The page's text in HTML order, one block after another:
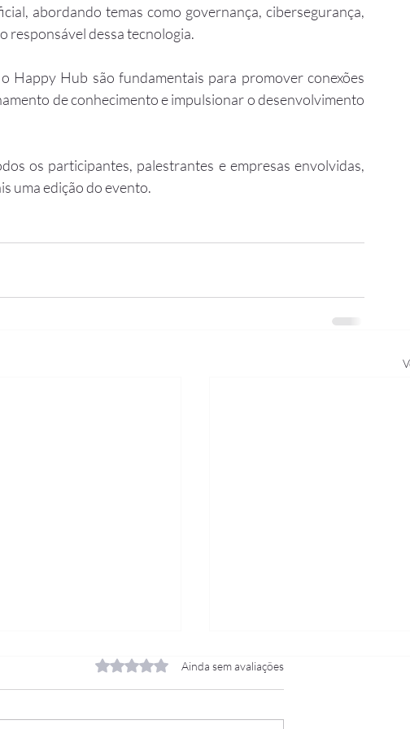
abordando temas como governança, cibersegurança,
responsável dessa tecnologia.
Happy Hub são fundamentais para promover conexões
de conhecimento e impulsionar o desenvolvimento
os participantes, palestrantes e empresas envolvidas,
uma edição do evento.
Avaliado com 0 de 5 estrelas.
Ainda sem avaliações